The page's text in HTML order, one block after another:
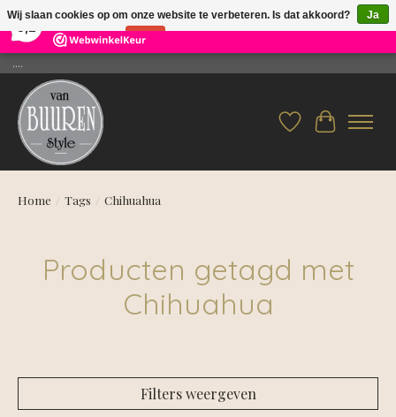
26 Reviews ×
....
Verlanglijst
Home / Tags / Chihuahua
Producten getagd met
Chihuahua
Filters weergeven
Wij slaan cookies op om onze website te verbeteren. Is dat akkoord?
Ja
Nee